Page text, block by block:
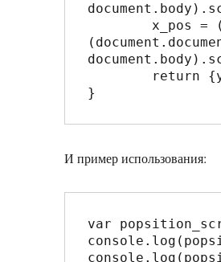
	x_pos = (window.pageYOffset !== undefined) ? window.pageYOffset :
И пример использования:
var